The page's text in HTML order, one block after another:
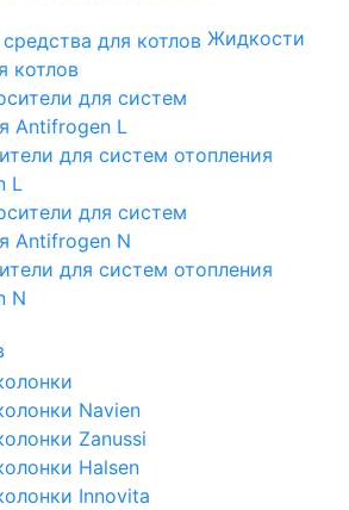
Жидкости
котлов
для систем отопления
L
для систем отопления
N
Navien
Zanussi
Halsen
Innovita